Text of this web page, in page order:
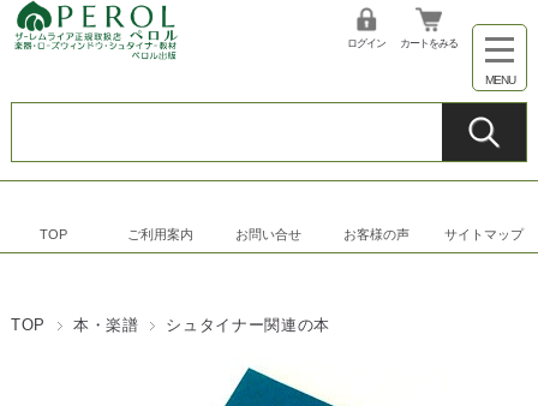
ログイン カートをみる
TOP ご利用案内 お問い合せ お客様の声 サイトマップ
TOP 本・楽譜 シュタイナー関連の本